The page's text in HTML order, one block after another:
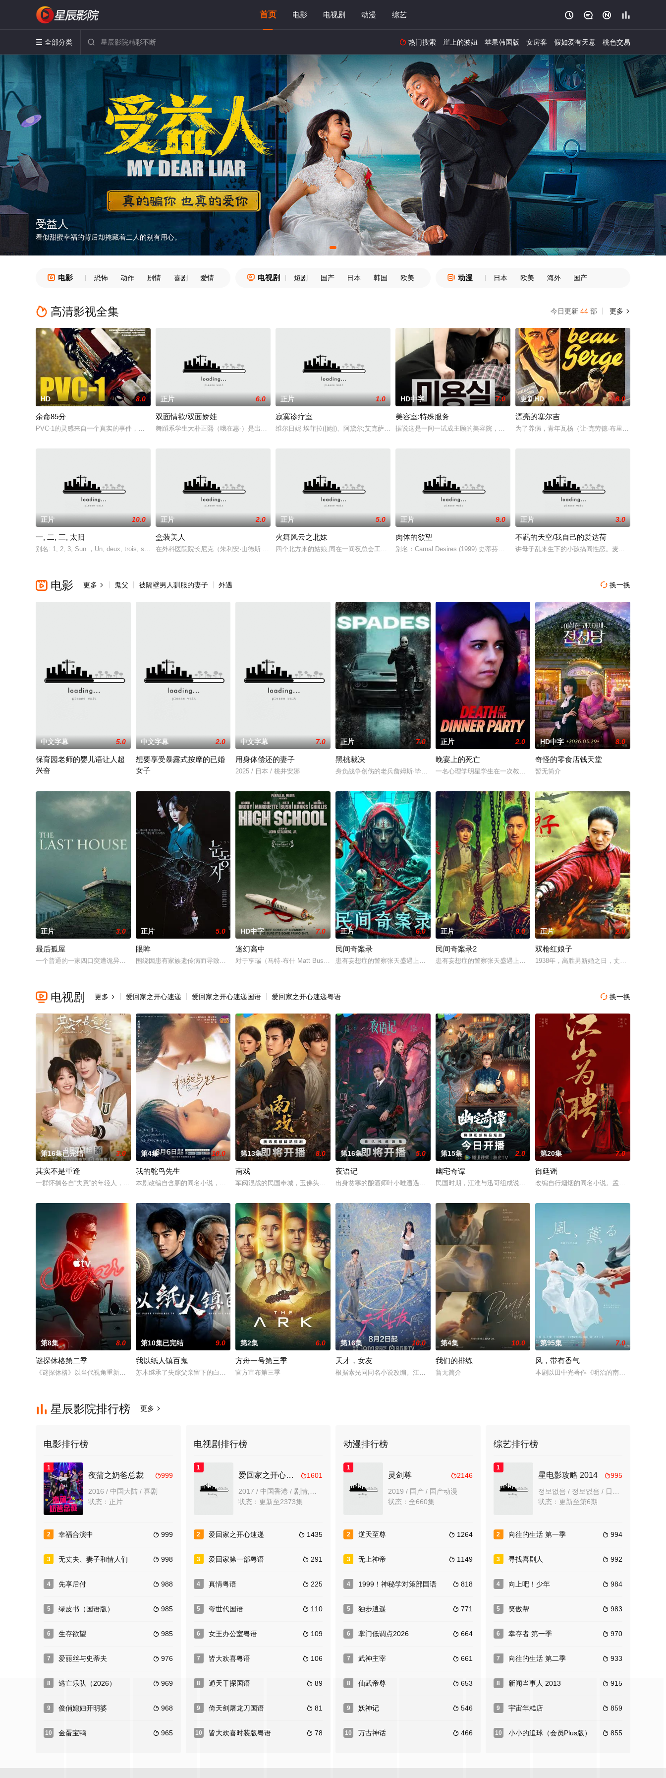
首页 电影 电视剧 动漫 综艺    
 全部分类   热门搜索 崖上的波妞 苹果韩国版 女房客 假如爱有天意 桃色交易
受益人
看似甜蜜幸福的背后却掩藏着二人的别有用心。
 电影 恐怖 动作 剧情 喜剧 爱情  电视剧 短剧 国产 日本 韩国 欧美  动漫 日本 欧美 海外 国产
 高清影视全集 更多 
今日更新 44 部
HD 8.0
余命85分
PVC-1的灵感来自一个真实的事件，一位无辜妇女的脖子上被系上了一枚衣领炸弹。在哥伦比亚，一位妇女和她的家人成为一个特别恐怖行为的受害者。由
正片 6.0
双面情欲/双面娇娃
舞蹈系学生大朴正熙（哦在惠-）是出生的独奏从来没有男朋友之前。然而，她每天晚上有噩梦。她每晚都梦见暴力性。她从来没有想象她在梦中也困扰她在现
正片 1.0
寂寞诊疗室
维尔日妮 埃菲拉([她])、阿黛尔;艾克萨勒霍布洛斯、加斯帕德 尤利尔、尼尔斯 施内德([我杀了我妈妈])、桑德拉 惠勒([托尼 ;厄德曼]
HD中字 7.0
美容室:特殊服务
据说这是一间一试成主顾的美容院，男人若想来点不一样的服务，来这裡就对了！一对姊妹开
更新HD 8.0
漂亮的塞尔吉
为了养病，青年瓦杨（让-克劳德·布里亚利 Jean-
正片 10.0
一, 二, 三, 太阳
别名: 1, 2, 3, Sun ，Un, deux, trois, soleil 一个姑娘叫维克多莉娜，她在马赛郊区长大。她的父亲是从异邦
正片 2.0
盒装美人
在外科医院院长尼克（朱利安·山德斯 Julian Sands 饰）的眼中，风情万种的海伦娜（雪琳·芬 Sherilyn Fenn 饰）是自己
正片 5.0
火舞风云之北妹
四个北方来的姑娘,同在一间夜总会工作.领班娴带里伴舞小姐文意,秦娜和美因在十里洋场的香港,为繁荣的美梦而奋斗,各人遭遇不同,下场
正片 9.0
肉体的欲望
别名：Carnal Desires (1999) 史蒂芬金斯伯格是米克，一个;按摩师看开了自己的店。我去他的
正片 3.0
不羁的天空/我自己的爱达荷
讲母子乱来生下的小孩搞同性恋。麦克（瑞凡bull;
 换一换
 电影 更多  鬼父 被隔壁男人驯服的妻子 外遇
中文字幕 5.0
保育园老师的婴儿语让人超
兴奋
中文字幕 2.0
想要享受暴露式按摩的已婚
女子
中文字幕 7.0
用身体偿还的妻子
2025 / 日本 / 桃井安娜
正片 7.0
黑桃裁决
身负战争创伤的老兵詹姆斯·毕肖普警探，正努力回归正常生活，却不料一系列残忍的私刑谋杀案席卷全城。每个犯
正片 2.0
晚宴上的死亡
一名心理学明星学生在一次教师派对上死亡后，安德莉亚·吉布斯和她的儿子
HD中字 8.0
奇怪的零食店钱天堂
暂无简介
正片 3.0
最后孤屋
一个普通的一家四口突遭诡异变故，被困在自家房屋中超过 1000 天无法出门。在资源消耗殆尽与未知神秘威胁的双重逼迫下，一家人必须想方设法联手
正片 5.0
眼眸
围绕因患有家族遗传病而导致视力逐渐丧失的摄影师瑞真展开。在面对跨越视力障碍、好不容易成为陶艺家却离奇身亡的双胞胎妹妹瑞音时，瑞真孤身一人踏上
HD中字 7.0
迷幻高中
对于亨瑞（马特·布什 Matt Bush 饰）来说，生活可谓一帆风顺，成绩优异的他不仅刚刚获得了高额的奖学金，还要代表毕业生在毕业典礼上发言
正片 6.0
民间奇案录
患有妄想症的警察张天盛遇上一起离奇的神像杀人事件，勘案过程中，牵引出“婴胎报仇”，“娘娘索命”等一连串妖异
正片 9.0
民间奇案录2
患有妄想症的警察张天盛遇上一起离奇的神像杀人事件，勘案过程中，牵引出“
正片 2.0
双枪红娘子
1938年，高胜男新婚之日，丈夫被日军残害
 换一换
 电视剧 更多  爱回家之开心速递 爱回家之开心速递国语 爱回家之开心速递粤语
第16集已完结 3.0
其实不是重逢
一群怀揣各自“失意”的年轻人，在沿海小城南安相遇相知，他们决心各展所长创办旅行社。他们以当地的特色人文与美食为引，用真诚与创意打动游客。尽管
第4集 10.0
我的鸵鸟先生
本剧改编自含胭的同名小说，讲述了邻家女孩庞倩（苏晓彤 饰）与童年时因一场意外落下身体残缺的少年顾铭夕（何洛洛 饰）的成长印记与深深联结。两人
第13集 8.0
南戏
军阀混战的民国奉城，玉佛头离奇失窃，戏班主横尸戏台，将冷血少帅许又安与昆曲名伶荣筱楠推向不死不休的对立绝境。而他们不知，对方正是自己
第16集 5.0
夜语记
出身贫寒的酿酒师叶小唯遭遇爱人程桉、恩师林晚媚的双重背叛。她从恨意中涅槃重生，借私生女桑落的身份入住
第15集 2.0
幽宅奇谭
民国时期，江淮与迅哥组成说书班子，偶遇“白天人住屋，晚上鬼占房”的阴阳宅
第20集 7.0
御廷谣
改编自行烟烟的同名小说。孟廷辉，大平王
第8集 8.0
谜探休格第二季
《谜探休格》以当代视角重新演绎了文学、电影和电视史上最受欢迎且意义重大的题材之一——私家侦探故事。第二季迎来洛杉矶标志性私家侦探兼电影鉴赏家
第10集已完结 9.0
我以纸人镇百鬼
苏木继承了失踪父亲留下的白事馆，本想低调扎纸维生，却因一具流血的新娘纸人卷入了一场跨越十年的惊天阴谋。这纸人身上，竟贴着父亲消失前的绝命符箓
第2集 6.0
方舟一号第三季
官方宣布第三季
第16集 10.0
天才，女友
根据素光同同名小说改编。江逾白长大以后，林知夏忽然对他说：“江逾白，我喜欢你，哲学和生物学意义上的喜欢
第4集 10.0
我们的排练
暂无简介
第95集 7.0
风，带有香气
本剧以田中光著作《明治的南丁格尔 大关和
 星辰影院排行榜 更多 
电影排行榜
1
999
夜蒲之奶爸总裁
2016 / 中国大陆 / 喜剧
状态：正片
2 999
幸福合演中
3 998
无丈夫、妻子和情人们
4 988
先享后付
5 985
绿皮书（国语版）
6 985
生存欲望
7 976
爱丽丝与史蒂夫
8 969
逃亡乐队（2026）
9 968
俊俏媳妇开明婆
10 965
金蛋宝鸭
电视剧排行榜
1
1601
爱回家之开心速递国语
状态：更新至2373集
2  1435
爱回家之开心速递
3  291
爱回家第一部粤语
4  225
真情粤语
5  110
夸世代国语
6  109
女王办公室粤语
7  106
皆大欢喜粤语
8  89
通天干探国语
9  81
倚天剑屠龙刀国语
10  78
皆大欢喜时装版粤语
动漫排行榜
1
2146
灵剑尊
2019 / 国产 / 国产动漫
状态：全660集
2 1264
逆天至尊
3 1149
无上神帝
4 818
1999！神秘学对策部国语
5 771
独步逍遥
6 664
掌门低调点2026
7 661
武神主宰
8 653
仙武帝尊
9 546
妖神记
10 466
万古神话
综艺排行榜
1
995
星电影攻略 2014
状态：更新至第6期
2  994
向往的生活 第一季
3  992
寻找喜剧人
4  984
向上吧！少年
5  983
笑傲帮
6  970
幸存者 第一季
7  933
向往的生活 第二季
8  915
新闻当事人 2013
9  859
宇宙年糕店
10  855
小小的追球（会员Plus版）